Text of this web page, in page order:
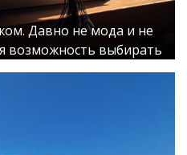
Давно не мода и не
возможность выбирать